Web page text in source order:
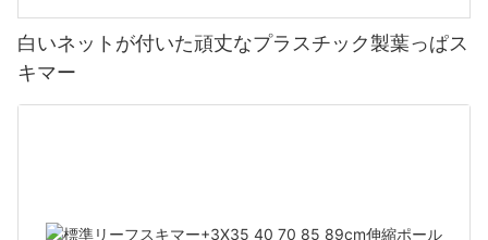
白いネットが付いた頑丈なプラスチック製葉っぱス
キマー